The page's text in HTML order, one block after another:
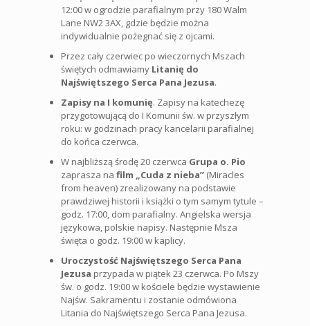
12:00 w ogrodzie parafialnym przy 180 Walm
Lane NW2 3AX, gdzie będzie można
indywidualnie pożegnać się z ojcami.
Przez cały czerwiec po wieczornych Mszach
świętych odmawiamy Litanię do
Najświętszego Serca Pana Jezusa.
Zapisy na I komunię. Zapisy na katechezę
przygotowującą do I Komunii św. w przyszłym
roku: w godzinach pracy kancelarii parafialnej
do końca czerwca.
W najbliższą środę 20 czerwca Grupa o. Pio
zaprasza na film „Cuda z nieba” (Miracles
from heaven) zrealizowany na podstawie
prawdziwej historii i książki o tym samym tytule –
godz. 17:00, dom parafialny. Angielska wersja
językowa, polskie napisy. Następnie Msza
święta o godz. 19:00 w kaplicy.
Uroczystość Najświętszego Serca Pana
Jezusa przypada w piątek 23 czerwca. Po Mszy
św. o godz. 19:00 w kościele będzie wystawienie
Najśw. Sakramentu i zostanie odmówiona
Litania do Najświętszego Serca Pana Jezusa.